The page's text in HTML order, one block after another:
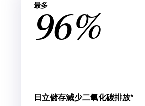
最多
96%
日立儲存減少二氧化碳排放*